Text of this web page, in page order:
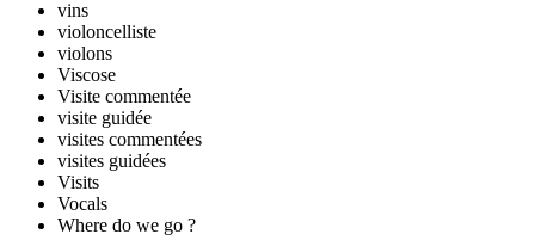
vins
violoncelliste
violons
Viscose
Visite commentée
visite guidée
visites commentées
visites guidées
Visits
Vocals
Where do we go ?